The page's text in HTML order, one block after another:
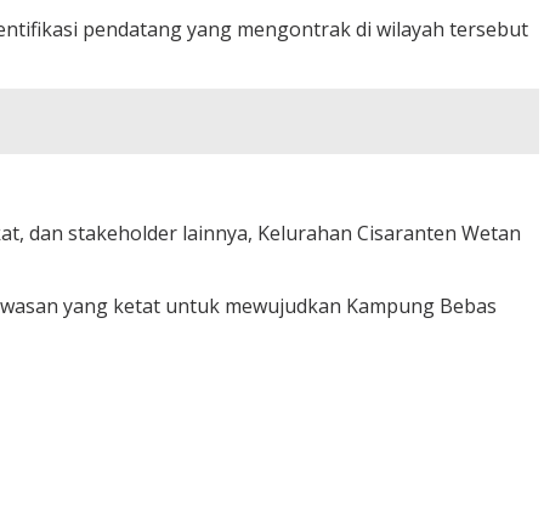
pendatang yang mengontrak di wilayah tersebut
dan stakeholder lainnya, Kelurahan Cisaranten Wetan
yang ketat untuk mewujudkan Kampung Bebas